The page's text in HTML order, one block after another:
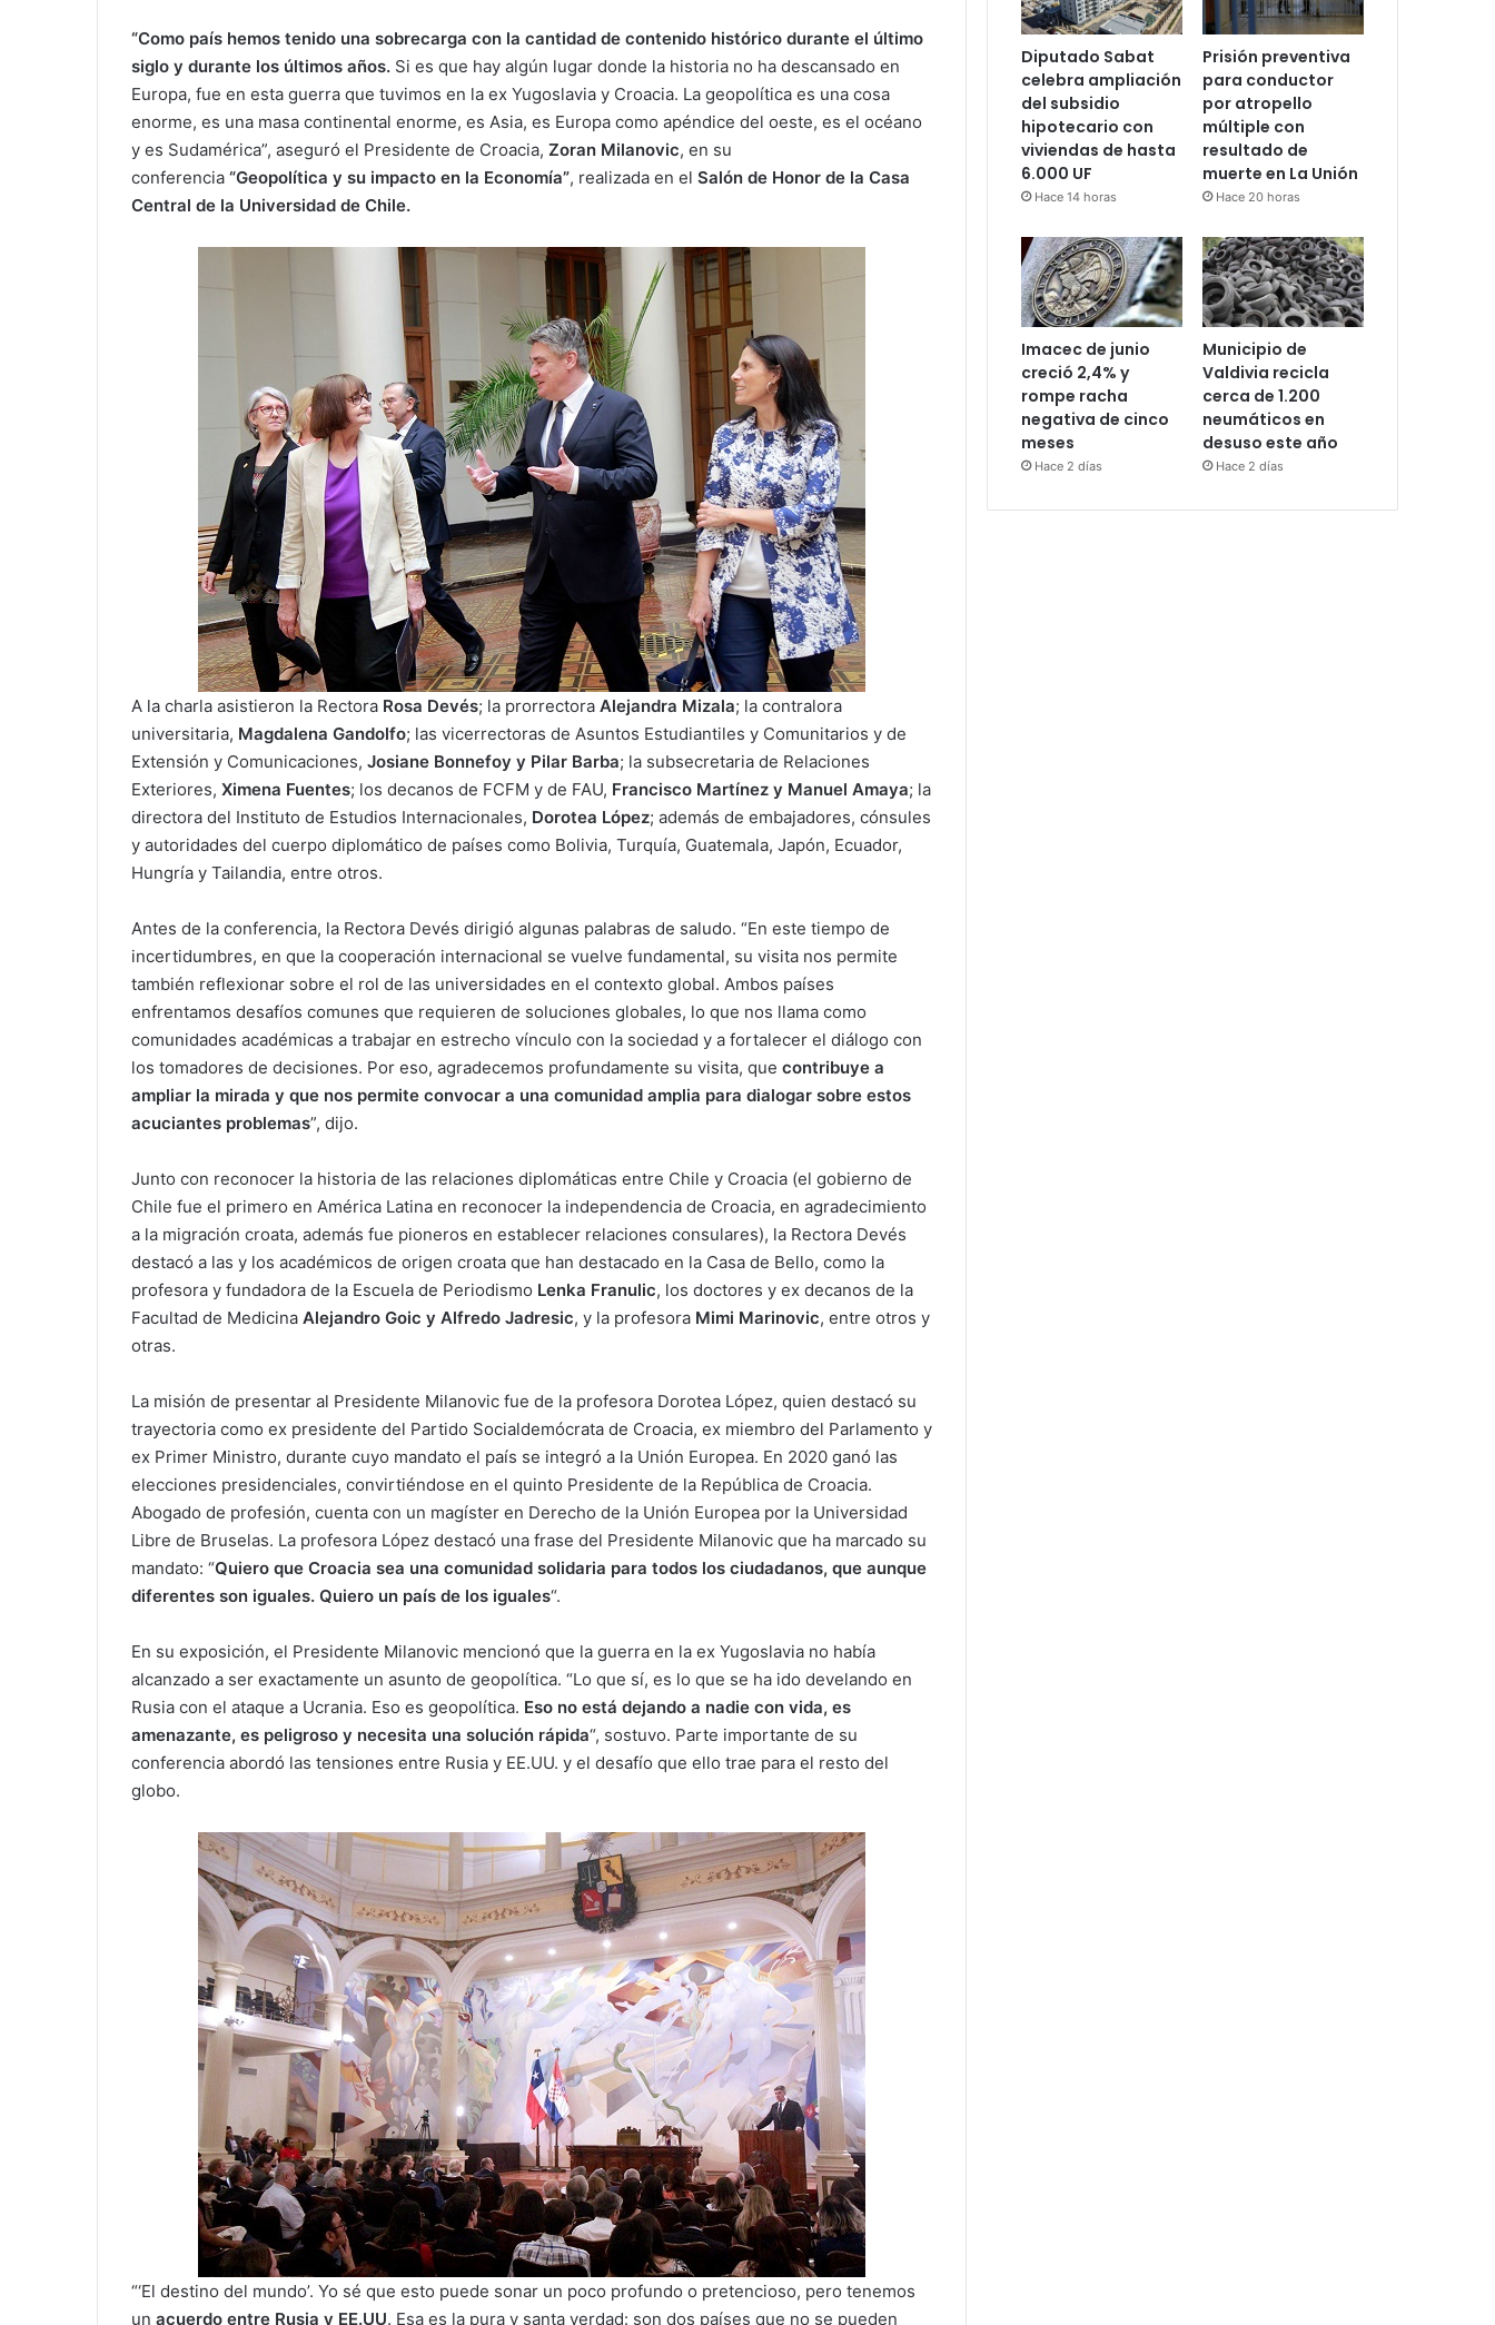
“Como país hemos tenido una sobrecarga con la cantidad de contenido histórico durante el último
siglo y durante los últimos años. Si es que hay algún lugar donde la historia no ha descansado en
Europa, fue en esta guerra que tuvimos en la ex Yugoslavia y Croacia. La geopolítica es una cosa
enorme, es una masa continental enorme, es Asia, es Europa como apéndice del oeste, es el océano
y es Sudamérica”, aseguró el Presidente de Croacia, Zoran Milanovic, en su
conferencia “Geopolítica y su impacto en la Economía”, realizada en el Salón de Honor de la Casa
Central de la Universidad de Chile.
A la charla asistieron la Rectora Rosa Devés; la prorrectora Alejandra Mizala; la contralora
universitaria, Magdalena Gandolfo; las vicerrectoras de Asuntos Estudiantiles y Comunitarios y de
Extensión y Comunicaciones, Josiane Bonnefoy y Pilar Barba; la subsecretaria de Relaciones
Exteriores, Ximena Fuentes; los decanos de FCFM y de FAU, Francisco Martínez y Manuel Amaya; la
directora del Instituto de Estudios Internacionales, Dorotea López; además de embajadores, cónsules
y autoridades del cuerpo diplomático de países como Bolivia, Turquía, Guatemala, Japón, Ecuador,
Hungría y Tailandia, entre otros.
Antes de la conferencia, la Rectora Devés dirigió algunas palabras de saludo. “En este tiempo de
incertidumbres, en que la cooperación internacional se vuelve fundamental, su visita nos permite
también reflexionar sobre el rol de las universidades en el contexto global. Ambos países
enfrentamos desafíos comunes que requieren de soluciones globales, lo que nos llama como
comunidades académicas a trabajar en estrecho vínculo con la sociedad y a fortalecer el diálogo con
los tomadores de decisiones. Por eso, agradecemos profundamente su visita, que contribuye a
ampliar la mirada y que nos permite convocar a una comunidad amplia para dialogar sobre estos
acuciantes problemas”, dijo.
Junto con reconocer la historia de las relaciones diplomáticas entre Chile y Croacia (el gobierno de
Chile fue el primero en América Latina en reconocer la independencia de Croacia, en agradecimiento
a la migración croata, además fue pioneros en establecer relaciones consulares), la Rectora Devés
destacó a las y los académicos de origen croata que han destacado en la Casa de Bello, como la
profesora y fundadora de la Escuela de Periodismo Lenka Franulic, los doctores y ex decanos de la
Facultad de Medicina Alejandro Goic y Alfredo Jadresic, y la profesora Mimi Marinovic, entre otros y
otras.
La misión de presentar al Presidente Milanovic fue de la profesora Dorotea López, quien destacó su
trayectoria como ex presidente del Partido Socialdemócrata de Croacia, ex miembro del Parlamento y
ex Primer Ministro, durante cuyo mandato el país se integró a la Unión Europea. En 2020 ganó las
elecciones presidenciales, convirtiéndose en el quinto Presidente de la República de Croacia.
Abogado de profesión, cuenta con un magíster en Derecho de la Unión Europea por la Universidad
Libre de Bruselas. La profesora López destacó una frase del Presidente Milanovic que ha marcado su
mandato: “Quiero que Croacia sea una comunidad solidaria para todos los ciudadanos, que aunque
diferentes son iguales. Quiero un país de los iguales“.
En su exposición, el Presidente Milanovic mencionó que la guerra en la ex Yugoslavia no había
alcanzado a ser exactamente un asunto de geopolítica. “Lo que sí, es lo que se ha ido develando en
Rusia con el ataque a Ucrania. Eso es geopolítica. Eso no está dejando a nadie con vida, es
amenazante, es peligroso y necesita una solución rápida“, sostuvo. Parte importante de su
conferencia abordó las tensiones entre Rusia y EE.UU. y el desafío que ello trae para el resto del
globo.
“‘El destino del mundo’. Yo sé que esto puede sonar un poco profundo o pretencioso, pero tenemos
un acuerdo entre Rusia y EE.UU. Esa es la pura y santa verdad: son dos países que no se pueden
Diputado Sabat
celebra ampliación
del subsidio
hipotecario con
viviendas de hasta
6.000 UF
Hace 14 horas
Prisión preventiva
para conductor
por atropello
múltiple con
resultado de
muerte en La Unión
Hace 20 horas
Imacec de junio
creció 2,4% y
rompe racha
negativa de cinco
meses
Hace 2 días
Municipio de
Valdivia recicla
cerca de 1.200
neumáticos en
desuso este año
Hace 2 días